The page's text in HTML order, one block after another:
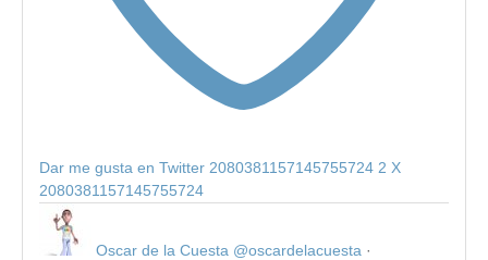
Dar me gusta en Twitter 2080381157145755724 2 X
2080381157145755724
Oscar de la Cuesta @oscardelacuesta ·